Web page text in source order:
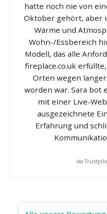
hatte noch nie von
Oktober gehört, aber
Wärme und
Wohn-/Essbereich
Modell, das alle
fireplace.co.uk
Orten wegen
worden war. Sara bot
mit einer Live-
ausgezeichnete
Erfahrung und
via